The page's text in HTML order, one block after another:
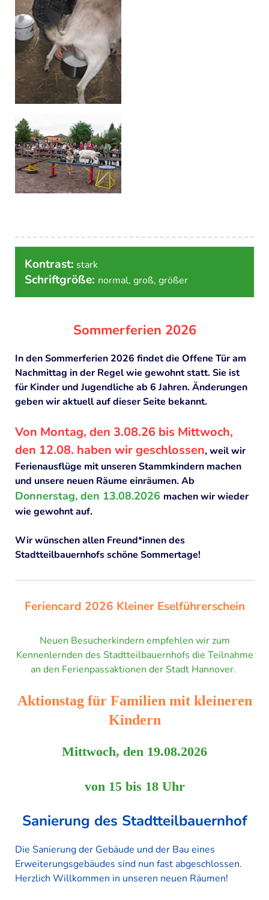
Käse
Wolle
Altes Handwerk
PROJEKTE
Naturkinderladen Die Eselfreunde
Sanierung des Stadtteilbauernhofs
ARCHIV
Naturentdeckerprojekt "Summ, summ und Iaah"
Outdorrküche/Inklusion
"Spielfalt" - Inklusion auf pädagogisch betreuten
Kinder sind unsere Zukunft
"Naturentdeckerprojekt" Summ, summ ind Iaah
WIR BRAUCHEN IHRE UNTERSTÜTZUNG
Patenschaften
Mitgliedschaft im Verein
Mitarbeit
IMPRESSUM
DATENSCHUTZ
HAFTUNGSAUSSCHLUSS
SITEMAP
Kontrast: stark
Schriftgröße: normal,groß,größer
Sommerferien 2026
In den Sommerferien 2026 findet die Offene Tür am
Nachmittag in der Regel wie gewohnt statt. Sie ist
für Kinder und Jugendliche ab 6 Jahren. Änderungen
geben wir aktuell auf dieser Seite bekannt.
Von Montag, den 3.08.26 bis Mittwoch,
den 12.08. haben wir geschlossen, weil wir
Ferienausflüge mit unseren Stammkindern machen
und unsere neuen Räume einräumen. Ab
Donnerstag, den 13.08.2026 machen wir wieder
wie gewohnt auf.
Wir wünschen allen Freund*innen des
Stadtteilbauernhofs schöne Sommertage!
Feriencard 2026 Kleiner Eselführerschein
Neuen Besucherkindern empfehlen wir zum
Kennenlernden des Stadtteilbauernhofs die Teilnahme
an den Ferienpassaktionen der Stadt Hannover.
Aktionstag für Familien mit kleineren
Kindern
Mittwoch, den 19.08.2026
von 15 bis 18 Uhr
Sanierung des Stadtteilbauernhof
Die Sanierung der Gebäude und der Bau eines
Erweiterungsgebäudes sind nun fast abgeschlossen.
Herzlich Willkommen in unseren neuen Räumen!